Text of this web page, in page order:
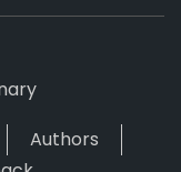
Authors